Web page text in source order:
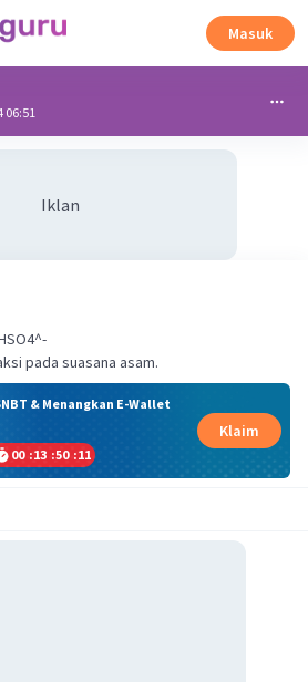
Masuk
06:51
Iklan
pada suasana asam.
& Menangkan E-Wallet
00 :13 :50 :11
Klaim